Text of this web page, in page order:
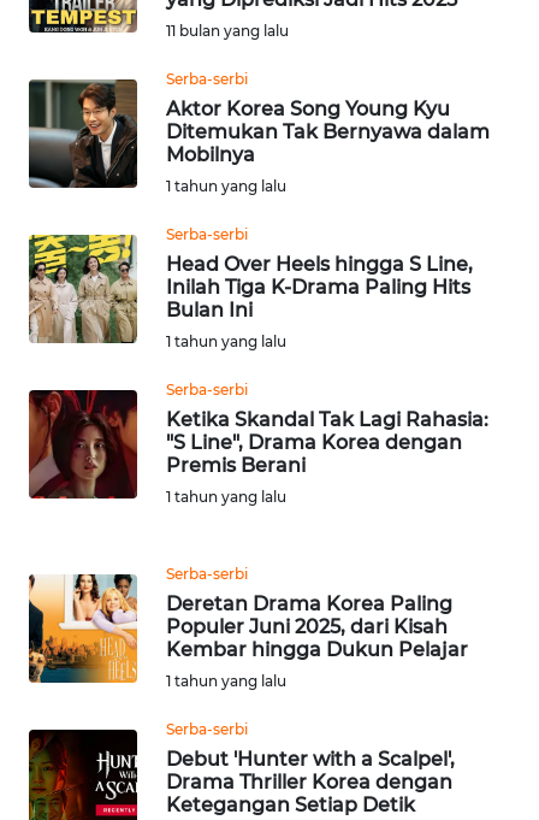
11 bulan yang lalu
Serba-serbi
Aktor Korea Song Young Kyu
Ditemukan Tak Bernyawa dalam
Mobilnya
1 tahun yang lalu
Serba-serbi
Head Over Heels hingga S Line,
Inilah Tiga K-Drama Paling Hits
Bulan Ini
1 tahun yang lalu
Serba-serbi
Ketika Skandal Tak Lagi Rahasia:
"S Line", Drama Korea dengan
Premis Berani
1 tahun yang lalu
Serba-serbi
Deretan Drama Korea Paling
Populer Juni 2025, dari Kisah
Kembar hingga Dukun Pelajar
1 tahun yang lalu
Serba-serbi
Debut 'Hunter with a Scalpel',
Drama Thriller Korea dengan
Ketegangan Setiap Detik
WN
WN
JAKARTA
JABAR
WN
BANTEN
WN
NTT
WN
KEPRI
PAPUA
WN
PAPUA
WN
RIAU